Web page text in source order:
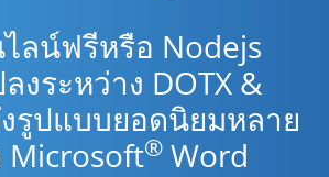
ลน์ฟรีหรือ Nodejs
งระหว่าง DOTX &
งรูปแบบยอดนิยมหลาย
® Word